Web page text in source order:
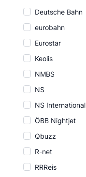
Deutsche Bahn
eurobahn
Eurostar
Keolis
NMBS
NS
NS International
ÖBB Nightjet
Qbuzz
R-net
RRReis